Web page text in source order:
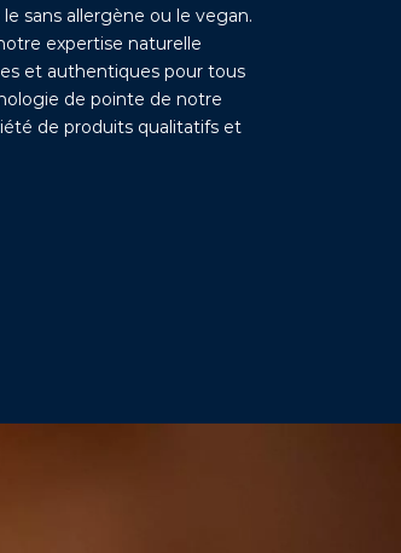
sans allergène ou le vegan.
expertise naturelle
et authentiques pour tous
de pointe de notre
de produits qualitatifs et